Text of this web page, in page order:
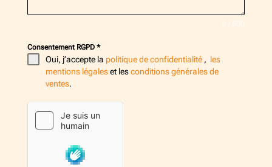
0 / 500
Consentement RGPD *
Oui, j’accepte la politique de confidentialité, les
mentions légaleset lesconditions générales de
ventes.